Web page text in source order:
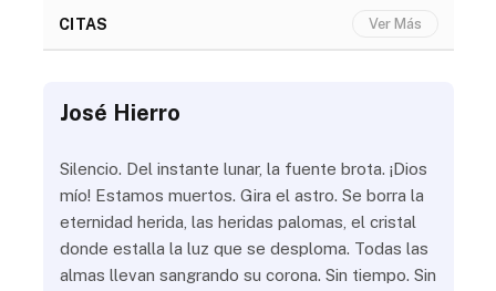
CITAS Ver Más
José Hierro
Silencio. Del instante lunar, la fuente brota. ¡Dios
mío! Estamos muertos. Gira el astro. Se borra la
eternidad herida, las heridas palomas, el cristal
donde estalla la luz que se desploma. Todas las
almas llevan sangrando su corona. Sin tiempo. Sin